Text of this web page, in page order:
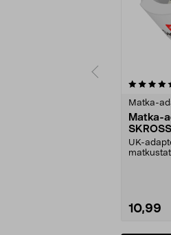
Matka-
Matka-
UK-
10,99